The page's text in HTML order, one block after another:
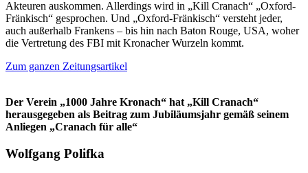
Akteuren auskommen. Allerdings wird in „Kill Cranach“ „Oxford-
Fränkisch“ gesprochen. Und „Oxford-Fränkisch“ versteht jeder,
auch außerhalb Frankens – bis hin nach Baton Rouge, USA, woher
die Vertretung des FBI mit Kronacher Wurzeln kommt.
Zum ganzen Zeitungsartikel
Der Verein „1000 Jahre Kronach“ hat „Kill Cranach“
herausgegeben als Beitrag zum Jubiläumsjahr gemäß seinem
Anliegen „Cranach für alle“
Wolfgang Polifka